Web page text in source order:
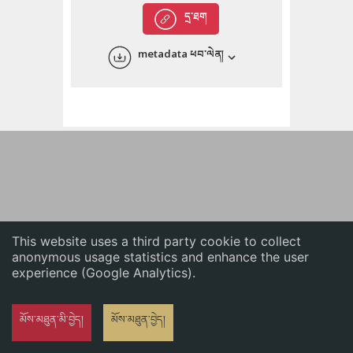
This website uses a third party cookie to collect
anonymous usage statistics and enhance the user
experience (Google Analytics).
མོས་མཐུན་མི་བྱེད། མོས་མཐུན་བྱེད།
English
དྲ་ཐག
metadata ཕབ་ལེན།